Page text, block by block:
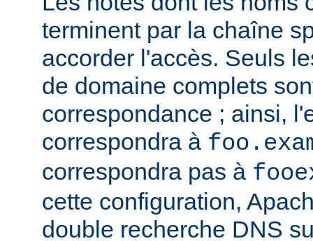
terminent par la chaîne
accorder l'accès. Seuls
de domaine complets
correspondance ; ainsi,
correspondra à
correspondra pas à
cette configuration,
double recherche DNS